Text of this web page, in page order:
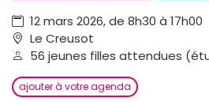
12 mars 2026, de 8h30 à 17h00
Le Creusot
56 jeunes filles attendues
ajouter à votre agenda